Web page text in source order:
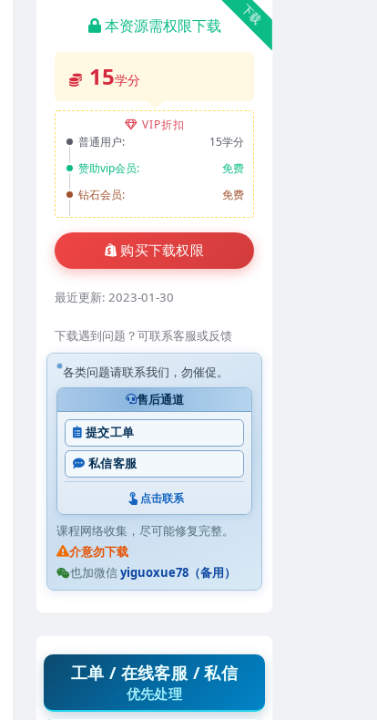
下载
本资源需权限下载
15学分
VIP折扣
普通用户:
15学分
赞助vip会员:
免费
钻石会员:
免费
购买下载权限
最近更新: 2023-01-30
下载遇到问题？可联系客服或反馈
各类问题请联系我们，勿催促。
售后通道
提交工单
私信客服
点击联系
课程网络收集，尽可能修复完整。
介意勿下载
也加微信yiguoxue78（备用）
工单 / 在线客服 / 私信
优先处理